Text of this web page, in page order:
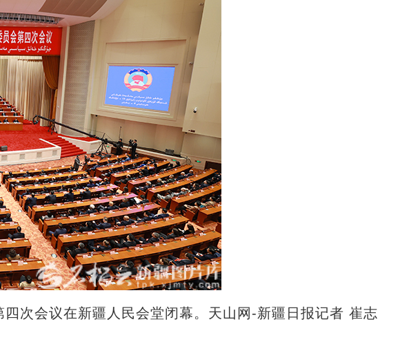
会议在新疆人民会堂闭幕。天山网-新疆日报记者 崔志